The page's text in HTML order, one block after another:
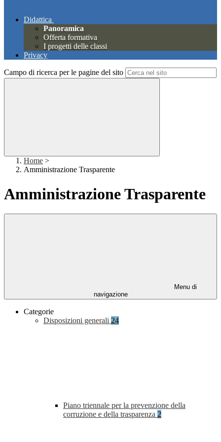
Didattica
Panoramica
Offerta formativa
I progetti delle classi
Privacy
Campo di ricerca per le pagine del sito
Home >
Amministrazione Trasparente
Amministrazione Trasparente
Menu di
navigazione
Categorie
Disposizioni generali 24
Piano triennale per la prevenzione della
corruzione e della trasparenza 2